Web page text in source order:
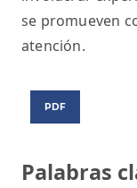
Palabras
se promueven
atención.
PDF